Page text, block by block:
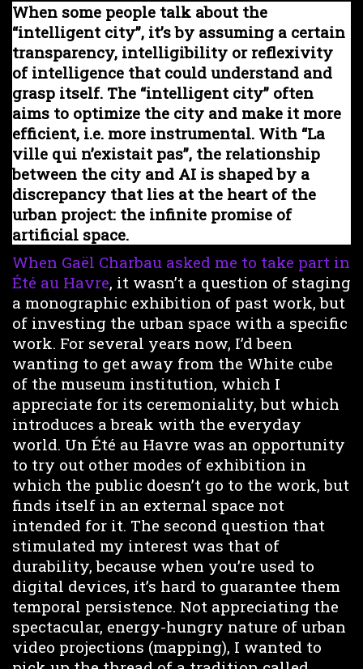
When some people talk about the
“intelligent city”, it’s by assuming a certain
transparency, intelligibility or reflexivity
of intelligence that could understand and
grasp itself. The “intelligent city” often
aims to optimize the city and make it more
efficient, i.e. more instrumental. With “La
ville qui n’existait pas”, the relationship
between the city and AI is shaped by a
discrepancy that lies at the heart of the
urban project: the infinite promise of
artificial space.
When Gaël Charbau asked me to take part in
Été au Havre, it wasn’t a question of staging
a monographic exhibition of past work, but
of investing the urban space with a specific
work. For several years now, I’d been
wanting to get away from the White cube
of the museum institution, which I
appreciate for its ceremoniality, but which
introduces a break with the everyday
world. Un Été au Havre was an opportunity
to try out other modes of exhibition in
which the public doesn’t go to the work, but
finds itself in an external space not
intended for it. The second question that
stimulated my interest was that of
durability, because when you’re used to
digital devices, it’s hard to guarantee them
temporal persistence. Not appreciating the
spectacular, energy-hungry nature of urban
video projections (mapping), I wanted to